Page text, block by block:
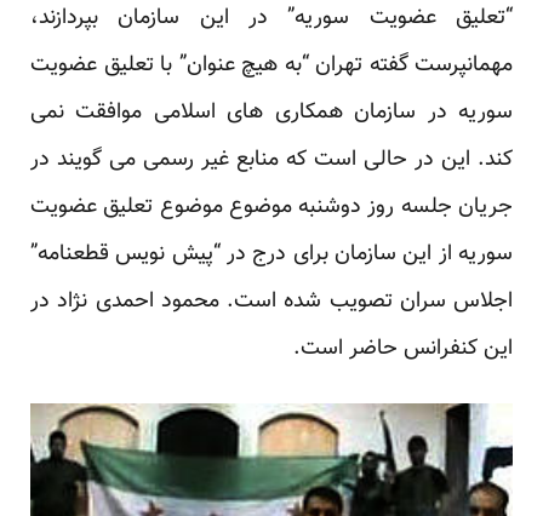
“تعلیق عضویت سوریه” در این سازمان بپردازند،
مهمانپرست گفته تهران “به هیچ عنوان” با تعلیق عضویت
سوریه در سازمان همکاری های اسلامی موافقت نمی
کند. این در حالی است که منابع غیر رسمی می گویند در
جریان جلسه روز دوشنبه موضوع موضوع تعلیق عضویت
سوریه از این سازمان برای درج در “پیش نویس قطعنامه”
اجلاس سران تصویب شده است. محمود احمدی نژاد در
این کنفرانس حاضر است.